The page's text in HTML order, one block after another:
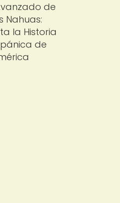
de
Nahuas:
la Historia
de